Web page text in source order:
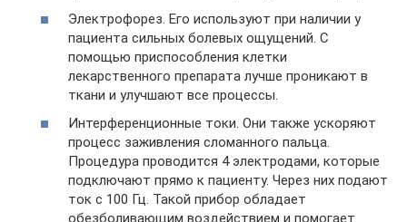
Электрофорез. Его используют при наличии у
пациента сильных болевых ощущений. С
помощью приспособления клетки
лекарственного препарата лучше проникают в
ткани и улучшают все процессы.
Интерференционные токи. Они также ускоряют
процесс заживления сломанного пальца.
Процедура проводится 4 электродами, которые
подключают прямо к пациенту. Через них подают
ток с 100 Гц. Такой прибор обладает
обезболивающим воздействием и помогает